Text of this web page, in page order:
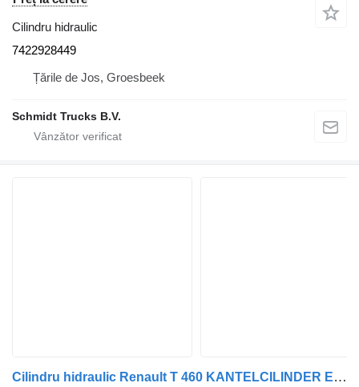
Cilindru hidraulic
7422928449
Țările de Jos, Groesbeek
Schmidt Trucks B.V.
Cilindru hidraulic Renault T 460 KANTELCILINDER EURO 6 7422070299 pentru camion